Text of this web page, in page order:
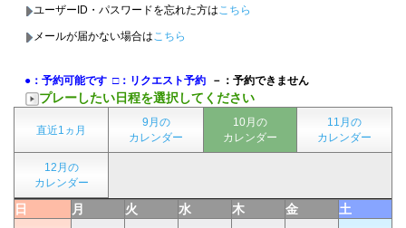
ユーザーID・パスワードを忘れた方はこちら
メールが届かない場合はこちら
●：予約可能です □：リクエスト予約 －：予約できません
プレーしたい日程を選択してください
直近1ヵ月
9月の
カレンダー
10月の
カレンダー
11月の
カレンダー
12月の
カレンダー
日 月 火 水 木 金
土